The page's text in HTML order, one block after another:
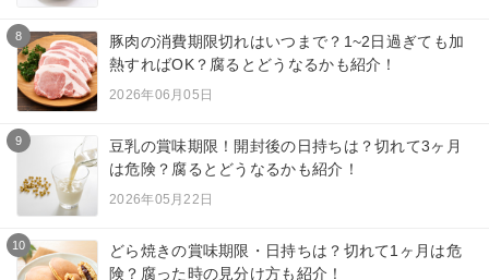
8
豚肉の消費期限切れはいつまで？1~2日過ぎても加
熱すればOK？腐るとどうなるかも紹介！
2026年06月05日
9
豆乳の賞味期限！開封後の日持ちは？切れて3ヶ月
は危険？腐るとどうなるかも紹介！
2026年05月22日
10
どら焼きの賞味期限・日持ちは？切れて1ヶ月は危
険？腐った時の見分け方も紹介！